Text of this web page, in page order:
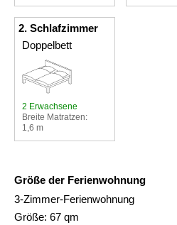
2. Schlafzimmer
Doppelbett
2 Erwachsene
Breite Matratzen:
1,6 m
Größe der Ferienwohnung
3-Zimmer-Ferienwohnung
Größe: 67 qm